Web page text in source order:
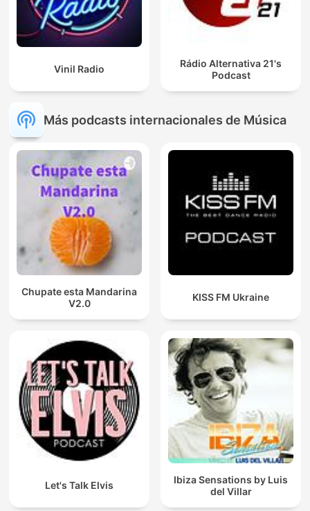
Vinil Radio
Rádio Alternativa 21's
Podcast
Más podcasts internacionales de Música
Chupate esta Mandarina
V2.0
KISS FM Ukraine
Let's Talk Elvis
Ibiza Sensations by Luis
del Villar